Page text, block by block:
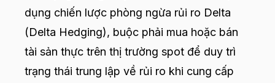
dụng chiến lược phòng ngừa rủi ro Delta
(Delta Hedging), buộc phải mua hoặc bán
tài sản thực trên thị trường spot để duy trì
trạng thái trung lập về rủi ro khi cung cấp